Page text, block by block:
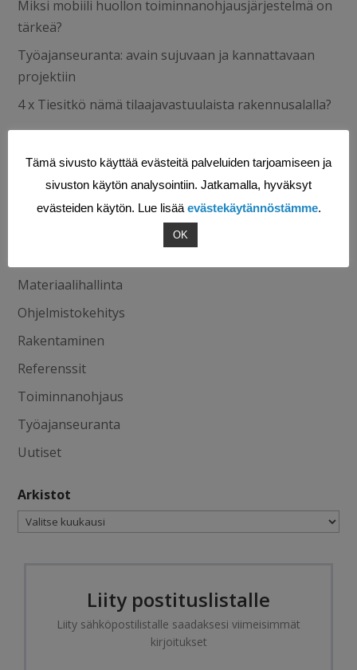
Miksi mobiili huollon toiminnanohjausjärjestelmä on
tärkeä?
Työajanseuranta: avain sujuvaan ja kannattavaan
projektiin
4 x Tiesitkö nämä tilaajavastuulaista rakennusalalla?
Digitalisaatio
Materiaalihallinta
Ohjelmistokehitys
Rakentaminen
Referenssit
Toiminnanohjaus
Työajanseuranta
Uutiset
Arkistot
Arkistot
Liity postituslistalle
Liity sähköpostilistalle saadaksesi viimeisimmät
kirjoitukset
Tämä sivusto käyttää evästeitä palveluiden tarjoamiseen ja
sivuston käytön analysointiin. Jatkamalla, hyväksyt
evästeiden käytön. Lue lisää evästekäytännöstämme.
OK